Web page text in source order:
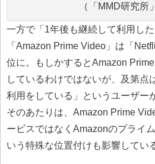
（「MMD研究所
一方で「1年後も継続して利用した
「Amazon Prime Video」は「
位に。もしかするとAmazon
しているわけではないが、及第点
利用をしている」というユーザー
そのあたりは、Amazon Prime
ービスではなくAmazonのプライ
いう特殊な位置付けも影響してい